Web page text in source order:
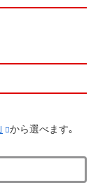
から選べます｡